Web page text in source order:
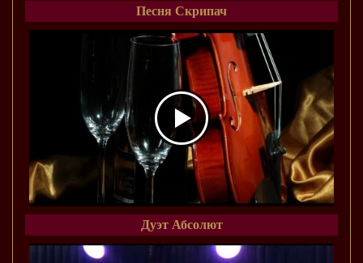
Песня Скрипач
Дуэт Абсолют